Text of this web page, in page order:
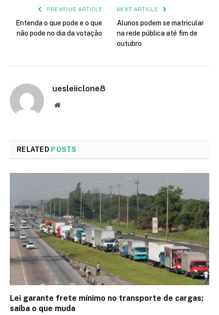
PREVIOUS ARTICLE
Entenda o que pode e o que
não pode no dia da votação
NEXT ARTICLE
Alunos podem se matricular
na rede pública até fim de
outubro
uesleiiclone8
Website
RELATED POSTS
Lei garante frete mínimo no transporte de cargas;
saiba o que muda